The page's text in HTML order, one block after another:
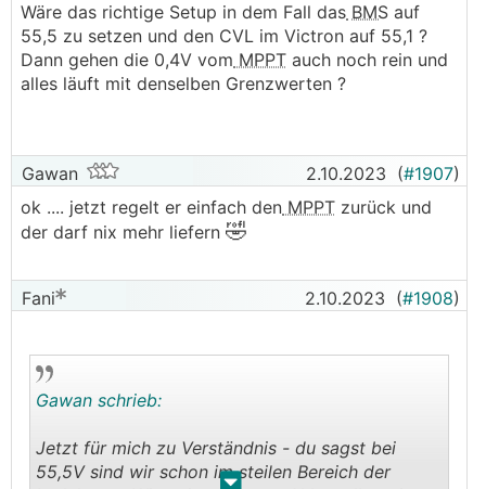
Wäre das richtige Setup in dem Fall das BMS auf
55,5 zu setzen und den CVL im Victron auf 55,1 ?
Dann gehen die 0,4V vom MPPT auch noch rein und
alles läuft mit denselben Grenzwerten ?
Gawan 2.10.2023 (#1907)
ok .... jetzt regelt er einfach den MPPT zurück und
der darf nix mehr liefern 🤣
Fani 2.10.2023 (#1908)
Gawan schrieb:
Jetzt für mich zu Verständnis - du sagst bei
55,5V sind wir schon im steilen Bereich der